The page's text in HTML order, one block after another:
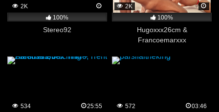
2K
100%
Stereo92
2K
100%
Hugoxxx26cm &
Francoemarxxx
534
25:55
572
03:46